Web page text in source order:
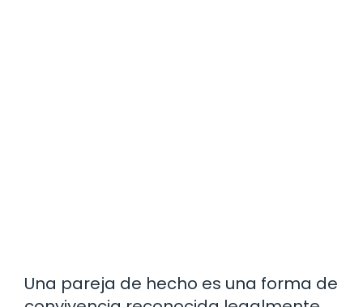
Una pareja de hecho es una forma de